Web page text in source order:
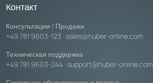
Контакт
Консультации / Продажи
+49 781 9603-123 · sales@huber-online.com
Техническая поддержка
+49 781 9603-244 · support@huber-online.com